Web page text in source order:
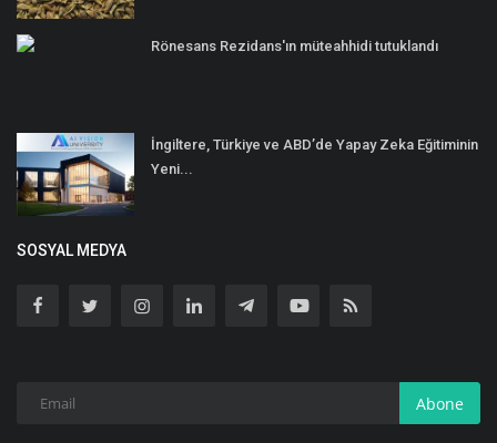
Rönesans Rezidans'ın müteahhidi tutuklandı
İngiltere, Türkiye ve ABD’de Yapay Zeka Eğitiminin
Yeni...
SOSYAL MEDYA
Abone